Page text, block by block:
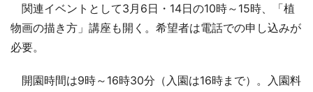
関連イベントとして3月6日・14日の10時～15時、「植
物画の描き方」講座も開く。希望者は電話での申し込みが
必要。
開園時間は9時～16時30分（入園は16時まで）。入園料